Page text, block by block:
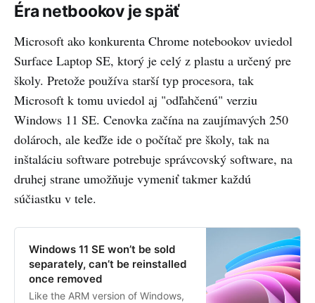
Éra netbookov je späť
Microsoft ako konkurenta Chrome notebookov uviedol
Surface Laptop SE, ktorý je celý z plastu a určený pre
školy. Pretože používa starší typ procesora, tak
Microsoft k tomu uviedol aj "odľahčenú" verziu
Windows 11 SE. Cenovka začína na zaujímavých 250
dolároch, ale keďže ide o počítač pre školy, tak na
inštaláciu software potrebuje správcovský software, na
druhej strane umožňuje vymeniť takmer každú
súčiastku v tele.
Windows 11 SE won’t be sold
separately, can’t be reinstalled
once removed
Like the ARM version of Windows,